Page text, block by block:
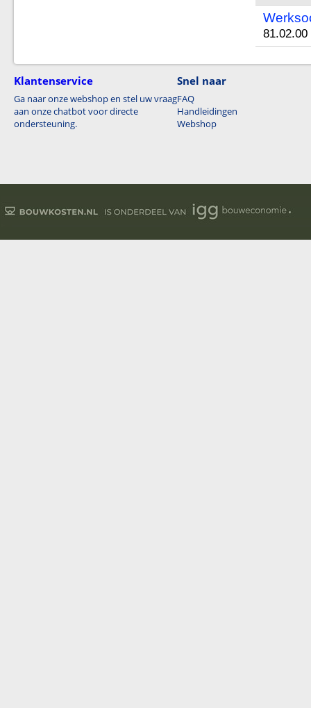
Klantenservice
Ga naar onze webshop en stel uw vraag
aan onze chatbot voor directe
ondersteuning.
Snel naar
FAQ
Handleidingen
Webshop